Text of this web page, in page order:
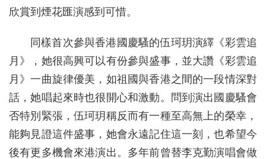
欣賞到煙花匯演感到可惜。
同樣首次參與香港國慶騷的伍珂玥演繹《彩雲追
月》，她很高興可以有份參與盛事，並大讚《彩雲追
月》一曲旋律優美，如祖國與香港之間的一段情深對
話，她唱起來時也很開心和激動。問到演出國慶騷會
否特別緊張，伍珂玥稱反而有一種至高無上的榮幸，
能夠見證這件盛事，她會永遠記住這一刻，也希望今
後有更多機會來港演出。多年前曾替李克勤演唱會做